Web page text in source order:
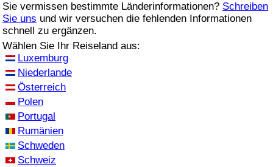
Sie vermissen bestimmte Länderinformationen? Schreiben
Sie uns und wir versuchen die fehlenden Informationen
schnell zu ergänzen.
Wählen Sie Ihr Reiseland aus:
Luxemburg
Niederlande
Österreich
Polen
Portugal
Rumänien
Schweden
Schweiz